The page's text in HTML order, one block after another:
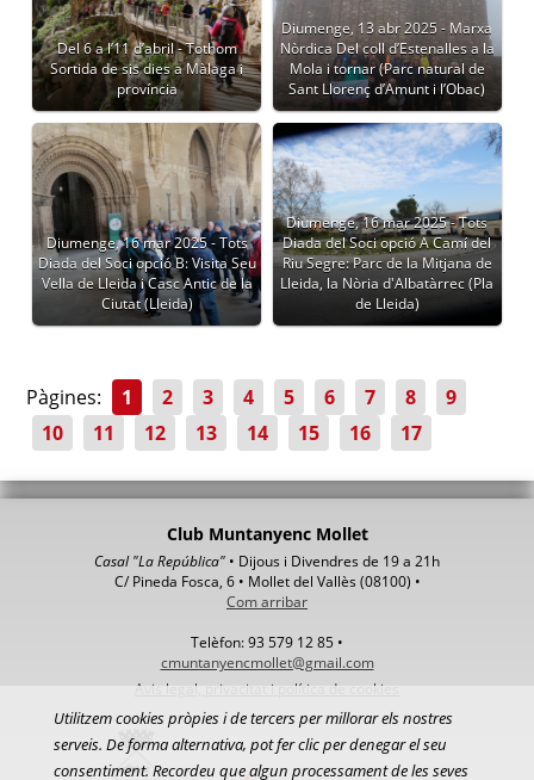
Del 6 a l’11 d’abril - Tothom
Sortida de sis dies a Màlaga i
província
Diumenge, 13 abr 2025 - Marxa
Nòrdica Del coll d’Estenalles a la
Mola i tornar (Parc natural de
Sant Llorenç d’Amunt i l’Obac)
Diumenge, 16 mar 2025 - Tots
Diada del Soci opció B: Visita Seu
Vella de Lleida i Casc Antic de la
Ciutat (Lleida)
Diumenge, 16 mar 2025 - Tots
Diada del Soci opció A Camí del
Riu Segre: Parc de la Mitjana de
Lleida, la Nòria d'Albatàrrec (Pla
de Lleida)
Pàgines: 1 2 3 4 5 6 7 8
9
10
11 12 13 14 15 16 17
Club Muntanyenc Mollet
Casal "La República" • Dijous i Divendres de 19 a 21h
C/ Pineda Fosca, 6 • Mollet del Vallès (08100) •
Com arribar
Telèfon: 93 579 12 85 •
cmuntanyencmollet@gmail.com
Avis legal, privacitat i política de cookies
Utilitzem cookies pròpies i de tercers per millorar els nostres
serveis. De forma alternativa, pot fer clic per denegar el seu
consentiment. Recordeu que algun processament de les seves